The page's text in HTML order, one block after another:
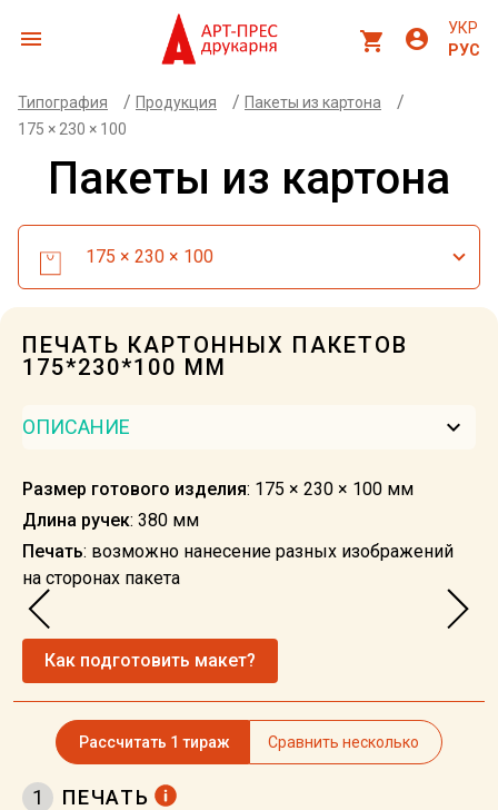
menu shopping_cart account_circle
УКР
РУС
Типография / Продукция / Пакеты из картона /
175 × 230 × 100
Пакеты из картона
175 × 230 × 100
ПЕЧАТЬ КАРТОННЫХ ПАКЕТОВ
175*230*100 ММ
ОПИСАНИЕ keyboard_arrow_down
Размер готового изделия: 175 × 230 × 100 мм
Длина ручек: 380 мм
Печать: возможно нанесение разных изображений
на сторонах пакета
Как подготовить макет?
Рассчитать 1 тираж Сравнить несколько
1 ПЕЧАТЬ